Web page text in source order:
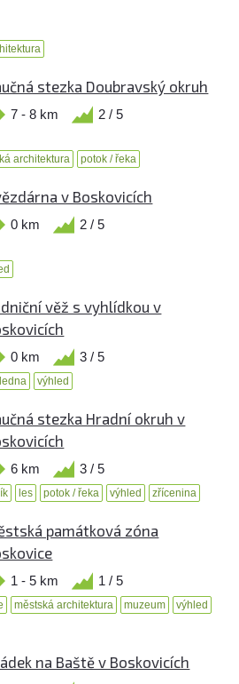
stezka Doubravský okruh
7 - 8 km 2 / 5
architektura potok / řeka
v Boskovicích
0 km 2 / 5
věž s vyhlídkou v
0 km 3 / 5
výhled
stezka Hradní okruh v
6 km 3 / 5
les potok / řeka výhled zřícenina
památková zóna
1 - 5 km 1 / 5
městská architektura muzeum
výhled
na Baště v Boskovicích